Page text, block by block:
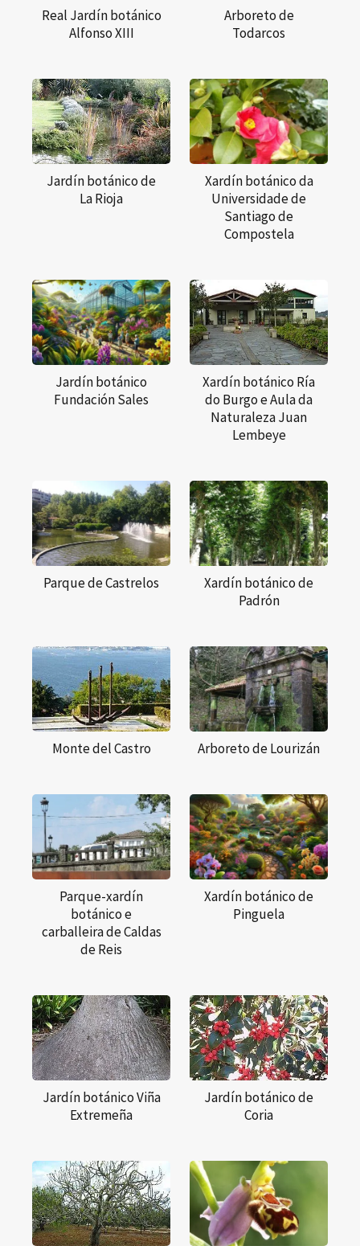
Real Jardín botánico
Alfonso XIII
Arboreto de
Todarcos
Jardín botánico de
La Rioja
Xardín botánico da
Universidade de
Santiago de
Compostela
Jardín botánico
Fundación Sales
Xardín botánico Ría
do Burgo e Aula da
Naturaleza Juan
Lembeye
Parque de Castrelos
Xardín botánico de
Padrón
Monte del Castro Arboreto de Lourizán
Parque-xardín
botánico e
carballeira de Caldas
de Reis
Xardín botánico de
Pinguela
Jardín botánico Viña
Extremeña
Jardín botánico de
Coria